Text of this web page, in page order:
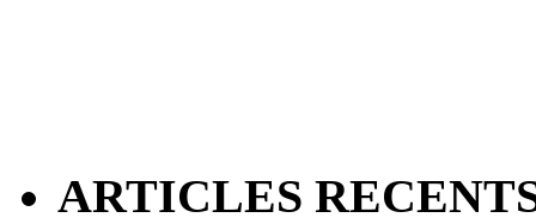
ARTICLES